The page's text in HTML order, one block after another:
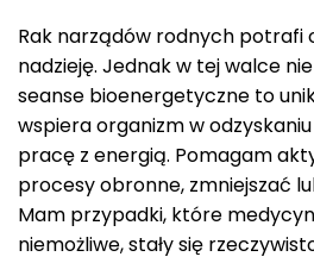
Rak narządów rodnych potrafi
nadzieję. Jednak w tej walce
seanse bioenergetyczne to
wspiera organizm w
pracę z energią. Pomagam
procesy obronne, zmniejszać
Mam przypadki, które
niemożliwe, stały się